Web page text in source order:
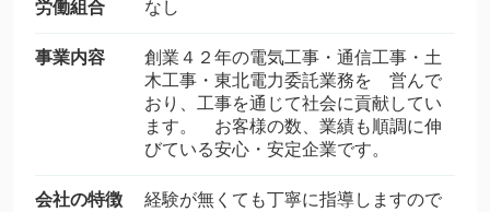
労働組合 なし
事業内容
創業４２年の電気工事・通信工事・土
木工事・東北電力委託業務を 営んで
おり、工事を通じて社会に貢献してい
ます。 お客様の数、業績も順調に伸
びている安心・安定企業です。
会社の特徴
経験が無くても丁寧に指導しますので